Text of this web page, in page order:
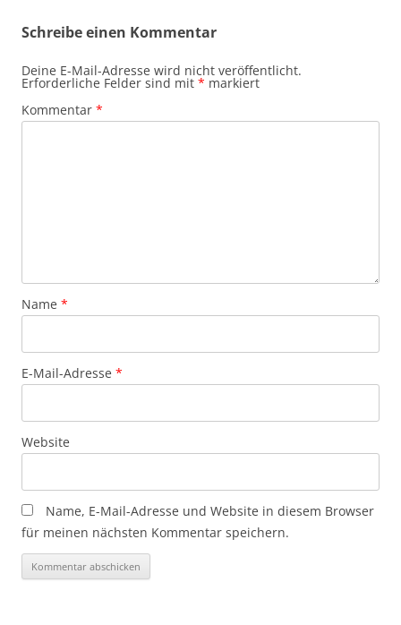
Schreibe einen Kommentar
Deine E-Mail-Adresse wird nicht veröffentlicht.
Erforderliche Felder sind mit * markiert
Kommentar *
Name *
E-Mail-Adresse *
Website
Name, E-Mail-Adresse und Website in diesem Browser
für meinen nächsten Kommentar speichern.